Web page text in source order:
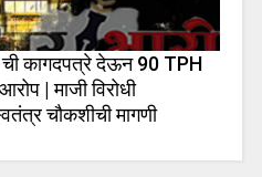
कागदपत्रे देऊन 90 TPH
| माजी विरोधी
चौकशीची मागणी